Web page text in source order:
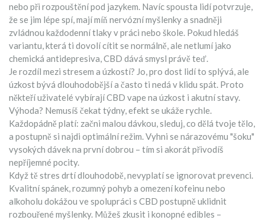
nebo při rozpouštění pod jazykem. Navíc spousta lidí potvrzuje,
že se jim lépe spí, mají míň nervózní myšlenky a snadněji
zvládnou každodenní tlaky v práci nebo škole. Pokud hledáš
variantu, která ti dovolí cítit se normálně, ale netlumí jako
chemická antidepresiva, CBD dává smysl právě teď.
Je rozdíl mezi stresem a úzkostí? Jo, pro dost lidí to splývá, ale
úzkost bývá dlouhodobější a často ti nedá v klidu spát. Proto
někteří uživatelé vybírají CBD vape na úzkost i akutní stavy.
Výhoda? Nemusíš čekat týdny, efekt se ukáže rychle.
Každopádně platí: začni malou dávkou, sleduj, co dělá tvoje tělo,
a postupně si najdi optimální režim. Vyhni se nárazovému "šoku"
vysokých dávek na první dobrou – tím si akorát přivodíš
nepříjemné pocity.
Když tě stres drtí dlouhodobě, nevyplatí se ignorovat prevenci.
Kvalitní spánek, rozumný pohyb a omezení kofeinu nebo
alkoholu dokážou ve spolupráci s CBD postupně uklidnit
rozbouřené myšlenky. Můžeš zkusit i konopné edibles –